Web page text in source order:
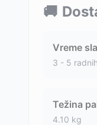
🚚
Vreme
3 - 5
Težina
4.10 kg